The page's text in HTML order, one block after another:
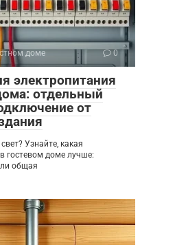
доме 0
электропитания
отдельный
от
Узнайте, какая
гостевом доме лучше:
общая